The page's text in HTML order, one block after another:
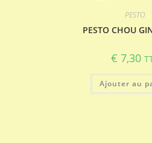
PESTO
PESTO CHOU
€ 7,30
Ajouter au